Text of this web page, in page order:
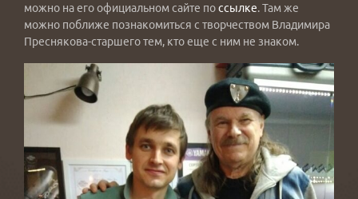
можно на его официальном сайте поссылке. Там же
можно поближе познакомиться с творчеством Владимира
Преснякова-старшего тем, кто еще с ним не знаком.